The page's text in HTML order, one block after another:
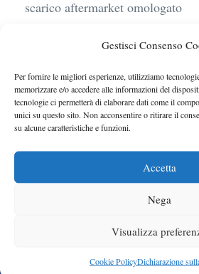
Gestisci Consenso
Per fornire le migliori esperienze, utilizziamo
memorizzare e/o accedere alle informazioni del
tecnologie ci permetterà di elaborare dati come il
unici su questo sito. Non acconsentire o ritirare il
su alcune caratteristiche e funzioni.
Accetta
Nega
Visualizza
Cookie PolicyDichiarazione
scarico aftermarket omologato
sostenibile, stile, anche con
termine
Ufficiale l’arrivo degli stop
obbligatori in Italia